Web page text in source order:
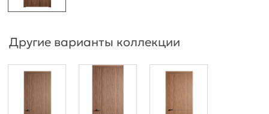
Другие варианты коллекции